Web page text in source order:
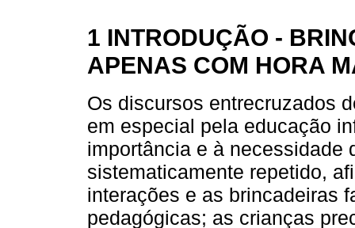
1 INTRODUÇÃO -
APENAS COM HORA
Os discursos entrecruzados
em especial pela educação
importância e à necessidade
sistematicamente repetido,
interações e as brincadeiras
pedagógicas; as crianças